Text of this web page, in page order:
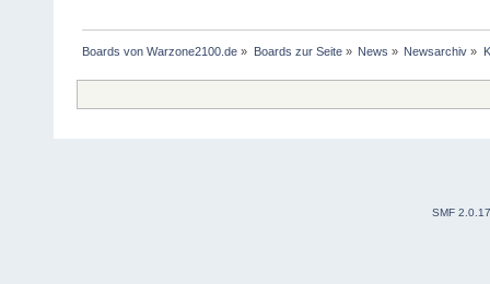
Boards von Warzone2100.de » Boards zur Seite» News » Newsarchiv »
SMF 2.0.17